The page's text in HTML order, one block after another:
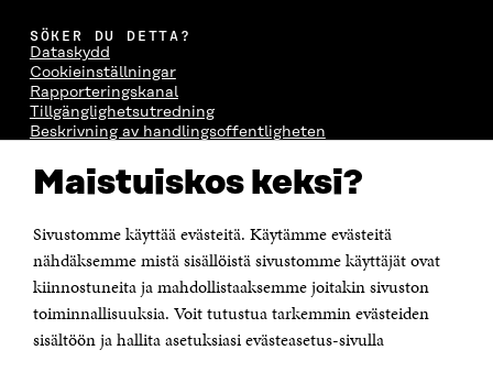
Maistuiskos keksi?
Sivustomme käyttää evästeitä. Käytämme evästeitä
nähdäksemme mistä sisällöistä sivustomme käyttäjät ovat
kiinnostuneita ja mahdollistaaksemme joitakin sivuston
toiminnallisuuksia. Voit tutustua tarkemmin evästeiden
sisältöön ja hallita asetuksiasi evästeasetus-sivulla
SÖKER DU DETTA?
Dataskydd
Cookieinställningar
Rapporteringskanal
Tillgänglighetsutredning
Beskrivning av handlingsoffentligheten
Jubileumsfonden för Finlands självständighet Sitra
Östersjögatan 11–13, PB 160,
00181 Helsingfors
Tfn +358 294 618 991
Personalens e-postadresser har formen:
fornamn.efternamn@sitra.fi